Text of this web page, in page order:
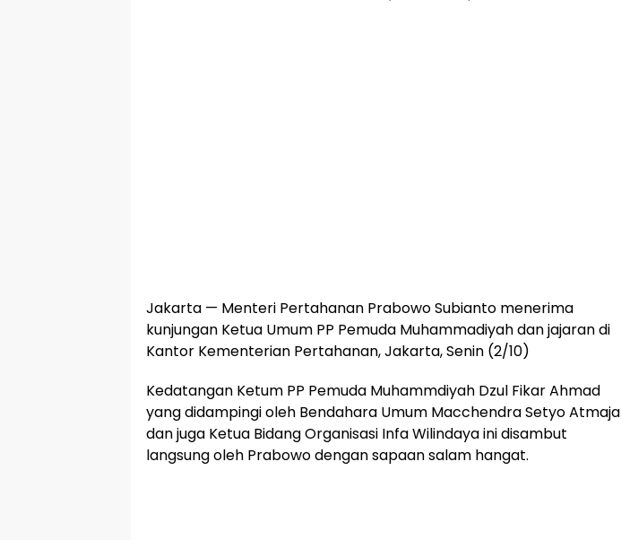
Jakarta — Menteri Pertahanan Prabowo Subianto menerima
kunjungan Ketua Umum PP Pemuda Muhammadiyah dan jajaran di
Kantor Kementerian Pertahanan, Jakarta, Senin (2/10)
Kedatangan Ketum PP Pemuda Muhammdiyah Dzul Fikar Ahmad
yang didampingi oleh Bendahara Umum Macchendra Setyo Atmaja
dan juga Ketua Bidang Organisasi Infa Wilindaya ini disambut
langsung oleh Prabowo dengan sapaan salam hangat.